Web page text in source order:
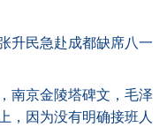
升民急赴成都缺席八一
南京金陵塔碑文，毛泽
，因为没有明确接班人